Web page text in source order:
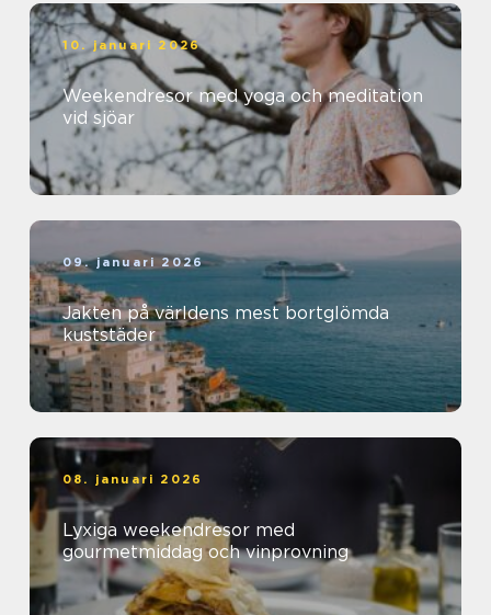
10. januari 2026
Weekendresor med yoga och meditation
vid sjöar
09. januari 2026
Jakten på världens mest bortglömda
kuststäder
08. januari 2026
Lyxiga weekendresor med
gourmetmiddag och vinprovning